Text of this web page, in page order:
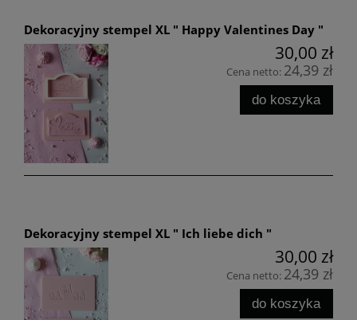
Dekoracyjny stempel XL " Happy Valentines Day "
30,00 zł
Cena netto: 24,39 zł
do koszyka
Dekoracyjny stempel XL " Ich liebe dich "
30,00 zł
Cena netto: 24,39 zł
do koszyka